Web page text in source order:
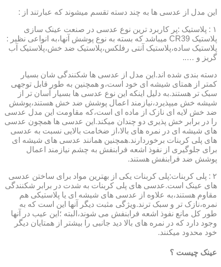
این مدل از عدسی ها به چند دسته تقسم میشوند که عبارتند از :
۱ : پلاستیک :پر کاربرد ترین نوع عدسی در صنعت عینک سازی
پلاستیک CR39 میباشد که بسته به نوع پوشش آنها،به انواعی نظیر :
پلاستیک ساده،پلاستیک آنتی رفلکس،پلاستیک ضد خش،پلاستیک آب
گریز و …..
دسته بندی شده اند.این مدل از عدسی ها شکنندگی شان بسیار
کمتر از همتای شیشه ای خود است،و همچنین به طور قابل توجهی
سبک تر هستند.به دلیل اینکه این نوع عدسی ها بسیار آسان تر از
شیشه خش میپذیرد،نیازمند اعمال پوشش ضد خش هستند،پوشش
ضد خش لایه ای نازک از ماده ای است،که مقاومت این مدل عدسی
را در برابر خش پذیری دو چندان میکند.این عدسی ها همچون عدسی
های شیشه ای در نمره های بالا،از ضخامت بالایی نسبت به عدسی
های پلی کربنات برخوردارند.همچنین همانند عدسی های شیشه ای
برای جلوگیری از نفوذ اشعه فرابنفش به چشم نیازمند اعمال
پوشش ضد فرابنفش هستند.
۲ : پلی کربنات:پلی کربنات یکی از بهترین مواد برای ساختن عدسی
های عینک است.عدسی های پلی کربنات به شدت در برابر شکنندگی
مقاوم هستند،به علاوه از عدسی های شیشه ای یا پلاستیکی هم
نمره،نازک تر و سبک ترند.ویژگی مثبت دیگر آنها این است که به
طور کل مانع نفوذ اشعه فرابنفش می شوند،البته ؛این عیب در آنها
وجود دارد که در نمره های بالا دید جانبی را بیشتر از همتایان دیگر
خود محدود میکنند.
عینک چیست ؟